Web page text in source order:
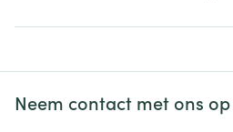
Neem contact met ons op